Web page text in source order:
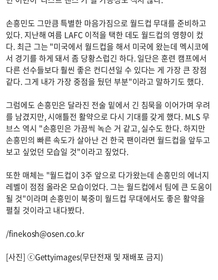
손흥민도 그만큼 특별한 마음가짐으로 월드컵 무대를 준비하고
있다. 지난해 여름 LAFC 이적을 택한 데도 월드컵의 영향이 컸
다. 최근 그는 "미국에서 월드컵을 해서 미국에 왔는데 멕시코에
서 경기를 하게 돼서 좀 당황스럽긴 하다. 일단은 훈련 캠프에서
다른 선수들보다 훨씬 좋은 컨디션일 수 있다는 게 가장 큰 장점
같다. 그게 내가 가장 중점을 뒀던 부분"이라고 말하기도 했다.
그럼에도 손흥민은 달라진 전술 밑에서 긴 침묵을 이어가며 우려
를 남겼지만, 시애틀전 활약으로 다시 기대를 갖게 했다. MLS 무
브스 역시 "손흥민은 가끔씩 녹슨 거 같고, 실수도 한다. 하지만
손흥민의 빠른 속도가 살아난 건 한국 팬이라면 월드컵을 앞두고
보고 싶었던 모습일 것"이라고 짚었다.
또한 매체는 "월드컵이 3주 앞으로 다가왔는데 손흥민의 에너지
레벨이 점점 올라온 모습이었다. 그는 월드컵에서 팀에 큰 도움이
될 것"이라며 손흥민이 북중미 월드컵 무대에서도 좋은 활약을
펼칠 것이라고 내다봤다.
/finekosh@osen.co.kr
[사진] ⓒGettyimages(무단전재 및 재배포 금지)